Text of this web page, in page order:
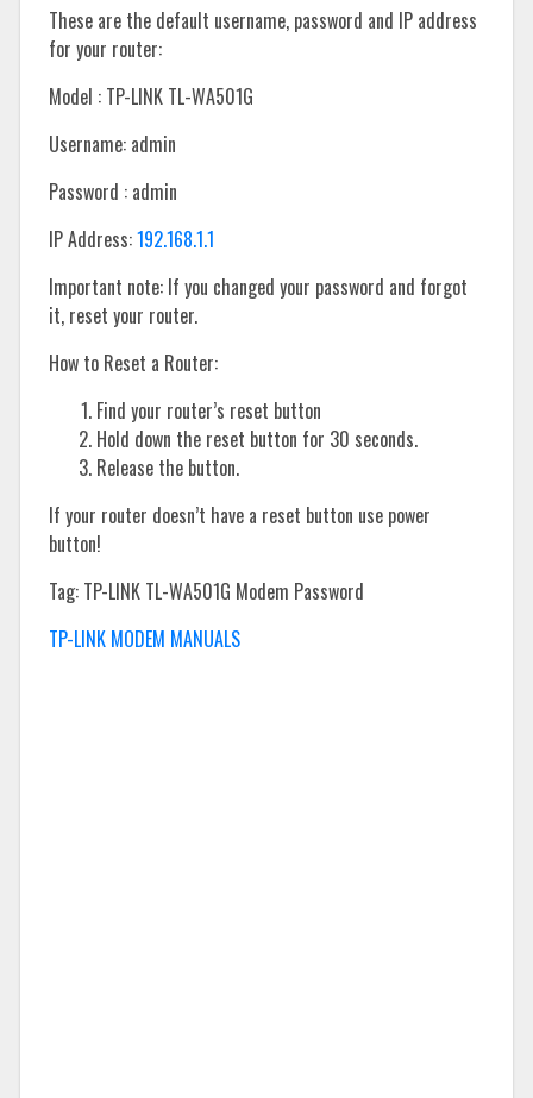
These are the default username, password and IP address
for your router:
Model : TP-LINK TL-WA501G
Username: admin
Password : admin
IP Address:192.168.1.1
Important note: If you changed your password and forgot
it, reset your router.
How to Reset a Router:
Find your router’s reset button
Hold down the reset button for 30 seconds.
Release the button.
If your router doesn’t have a reset button use power
button!
Tag: TP-LINK TL-WA501G Modem Password
TP-LINK MODEM MANUALS